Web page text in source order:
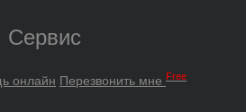
Сервис
онлайн Перезвонить мне Free